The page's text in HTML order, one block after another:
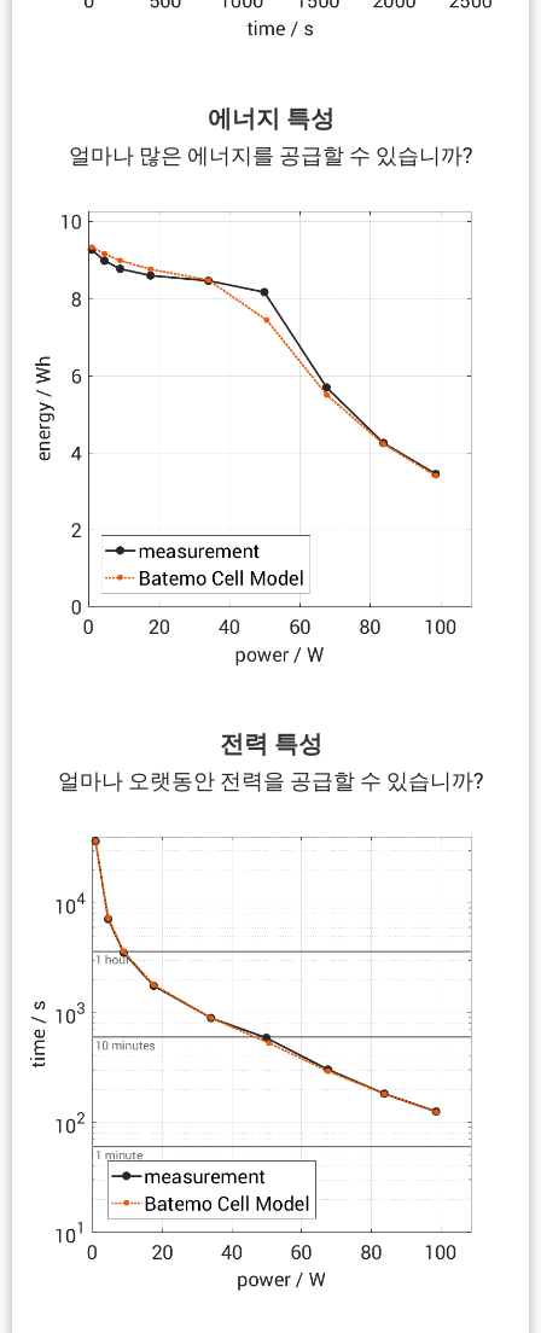
에너지 특성
얼마나 많은 에너지를 공급할 수 있습니까?
전력 특성
얼마나 오랫동안 전력을 공급할 수 있습니까?